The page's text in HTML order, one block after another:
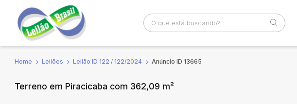
Busca por palavra-chave Categoria
Home Leilões Leilão ID 122 / 122/2024 Anúncio ID 13665
Terreno em Piracicaba com 362,09 m²